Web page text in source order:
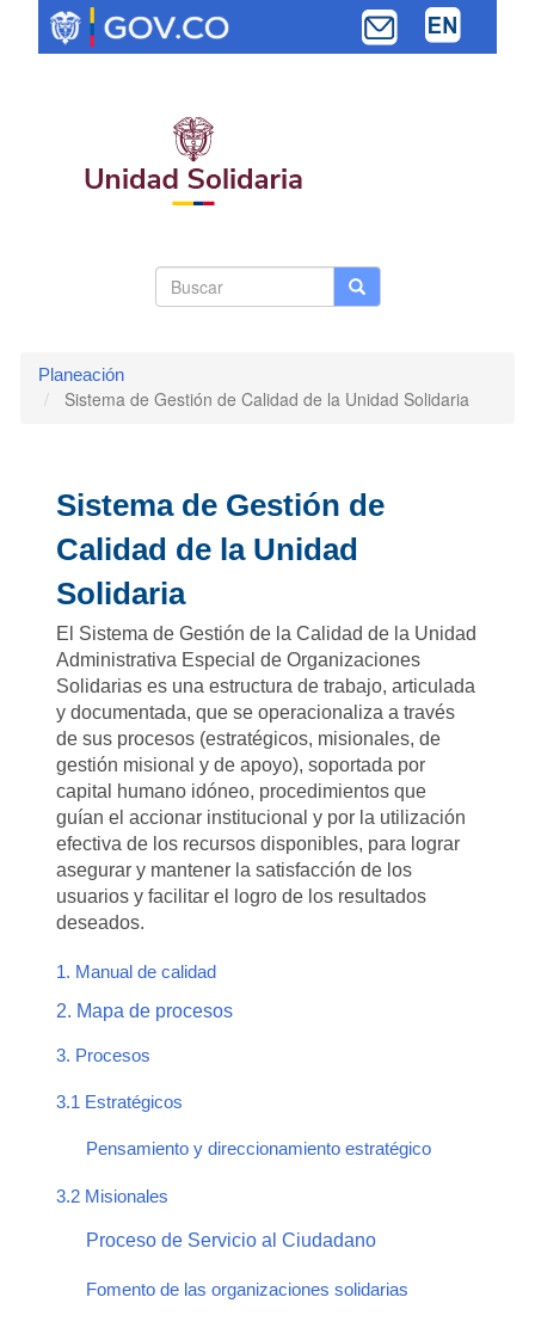
contenido
Buscar Buscar
Planeación
Sistema de Gestión de Calidad de la Unidad Solidaria
Sistema de Gestión de
Calidad de la Unidad
Solidaria
El Sistema de Gestión de la Calidad de la Unidad
Administrativa Especial de Organizaciones
Solidarias es una estructura de trabajo, articulada
y documentada, que se operacionaliza a través
de sus procesos (estratégicos, misionales, de
gestión misional y de apoyo), soportada por
capital humano idóneo, procedimientos que
guían el accionar institucional y por la utilización
efectiva de los recursos disponibles, para lograr
asegurar y mantener la satisfacción de los
usuarios y facilitar el logro de los resultados
deseados.
1. Manual de calidad
2. Mapa de procesos
3. Procesos
3.1 Estratégicos
Pensamiento y direccionamiento estratégico
3.2 Misionales
Proceso de Servicio al Ciudadano
Fomento de las organizaciones solidarias